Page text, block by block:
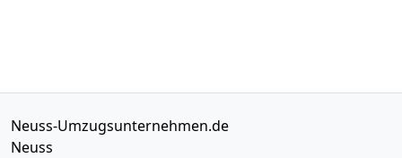
Neuss-Umzugsunternehmen.de
Neuss